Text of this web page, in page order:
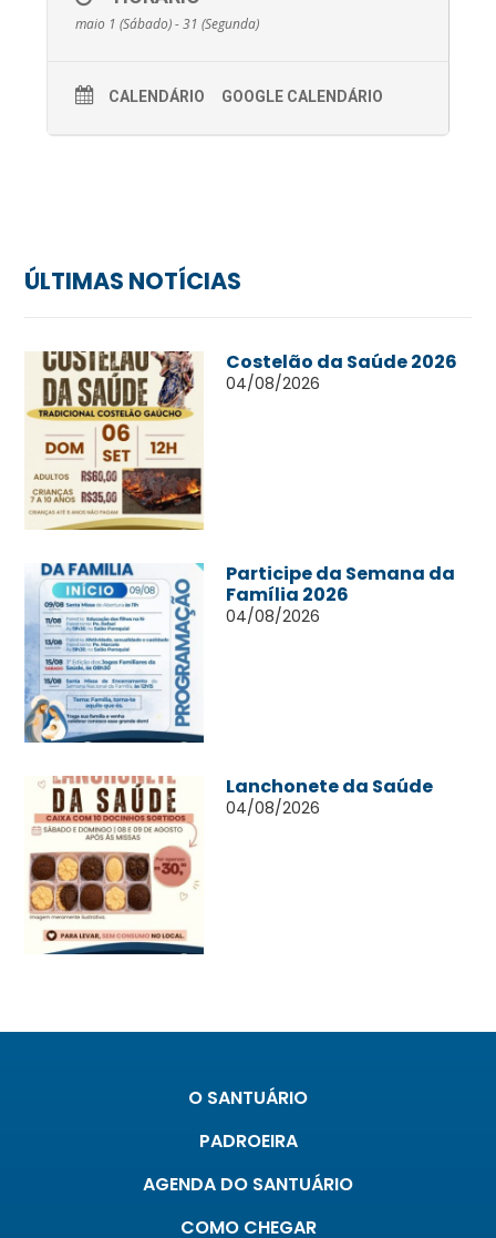
maio 1 (Sábado) - 31 (Segunda)
CALENDÁRIO GOOGLE CALENDÁRIO
ÚLTIMAS NOTÍCIAS
Costelão da Saúde 2026
04/08/2026
Participe da Semana da
Família 2026
04/08/2026
Lanchonete da Saúde
04/08/2026
O SANTUÁRIO
PADROEIRA
AGENDA DO SANTUÁRIO
COMO CHEGAR